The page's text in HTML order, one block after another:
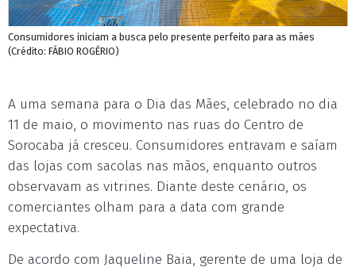
Consumidores iniciam a busca pelo presente perfeito para as mães
(Crédito: FÁBIO ROGÉRIO)
A uma semana para o Dia das Mães, celebrado no dia
11 de maio, o movimento nas ruas do Centro de
Sorocaba já cresceu. Consumidores entravam e saíam
das lojas com sacolas nas mãos, enquanto outros
observavam as vitrines. Diante deste cenário, os
comerciantes olham para a data com grande
expectativa.
De acordo com Jaqueline Baia, gerente de uma loja de